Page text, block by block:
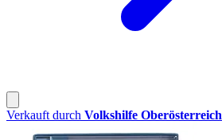
Verkauft durch Volkshilfe Oberösterreich